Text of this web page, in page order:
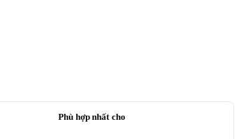
Phù hợp nhất cho